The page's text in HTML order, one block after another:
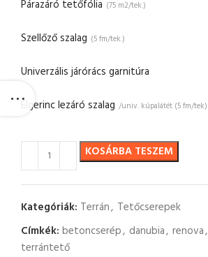
Párazáró tetőfólia (75 m2/tek.)
Szellőző szalag (5 fm/tek.)
Univerzális járórács garnitúra
Élgerinc lezáró szalag /univ. kúpalátét (5 fm/tek)
KOSÁRBA TESZEM
Kategóriák: Terrán, Tetőcserepek
Címkék: betoncserép, danubia, renova,
terrántető